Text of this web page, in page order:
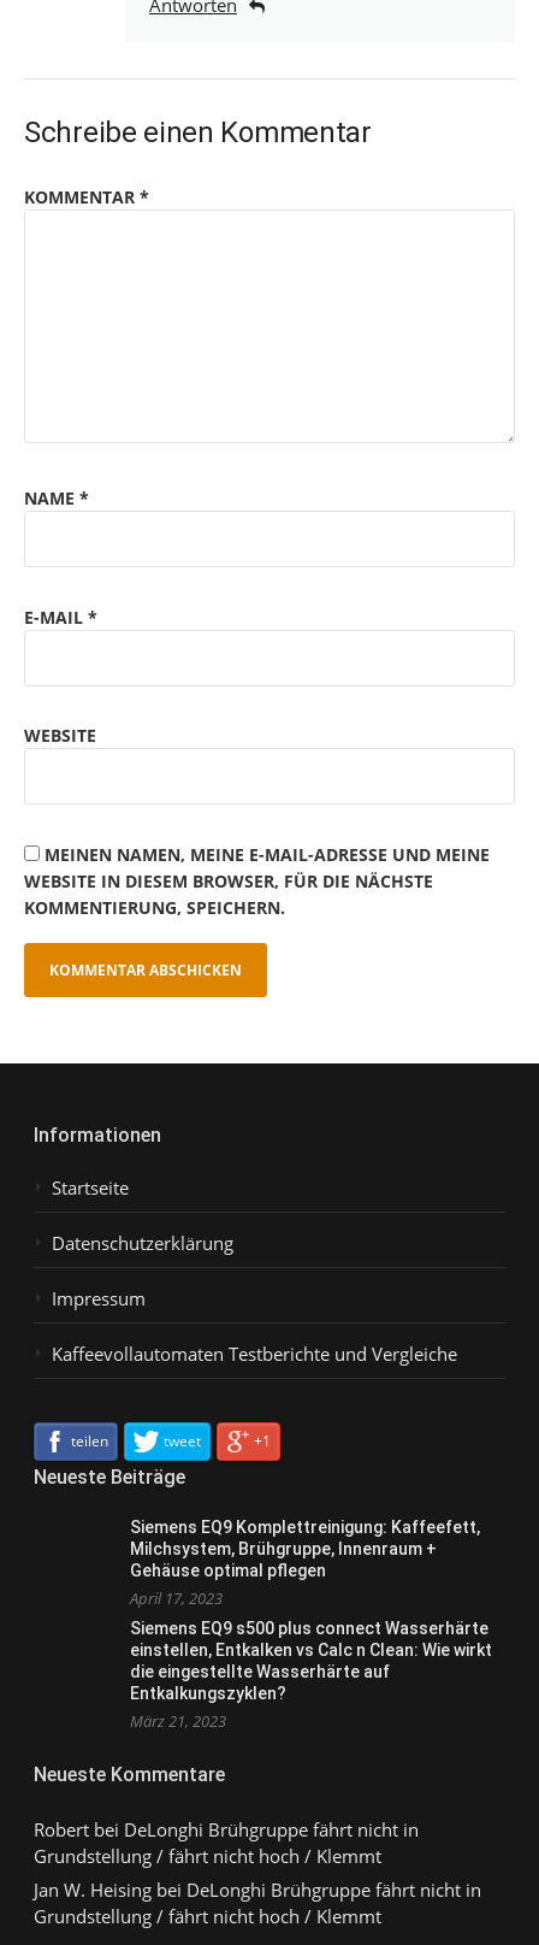
Schreibe einen Kommentar
KOMMENTAR *
NAME *
E-MAIL *
WEBSITE
MEINEN NAMEN, MEINE E-MAIL-ADRESSE UND MEINE
WEBSITE IN DIESEM BROWSER, FÜR DIE NÄCHSTE
KOMMENTIERUNG, SPEICHERN.
Informationen
Startseite
Datenschutzerklärung
Impressum
Kaffeevollautomaten Testberichte und Vergleiche
teilen tweet +1
Neueste Beiträge
Siemens EQ9 Komplettreinigung: Kaffeefett,
Milchsystem, Brühgruppe, Innenraum +
Gehäuse optimal pflegen
April 17, 2023
Siemens EQ9 s500 plus connect Wasserhärte
einstellen, Entkalken vs Calc n Clean: Wie wirkt
die eingestellte Wasserhärte auf
Entkalkungszyklen?
März 21, 2023
Neueste Kommentare
Robertbei DeLonghi Brühgruppe fährt nicht in
Grundstellung / fährt nicht hoch / Klemmt
Jan W. Heisingbei DeLonghi Brühgruppe fährt nicht in
Grundstellung / fährt nicht hoch / Klemmt